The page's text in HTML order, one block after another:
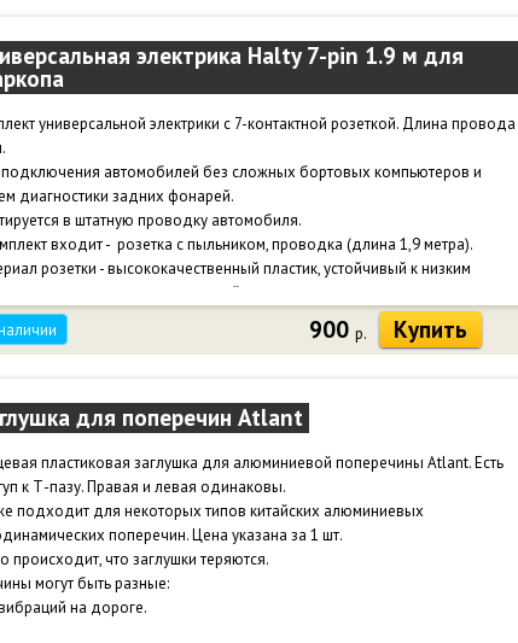
электрика Halty 7-pin 1.9 м для
универсальной электрики с 7-контактной розеткой. Длина провода
автомобилей без сложных бортовых компьютеров и
диагностики задних фонарей.
в штатную проводку автомобиля.
входит - розетка с пыльником, проводка (длина 1,9 метра).
розетки - высококачественный пластик, устойчивый к низким
и механическим воздействиям.
КГВВ, сечение 0,5 мм2 и 1,0 мм2 (масса). Токопроводящая жила:
многопроволочная.
900р. Купить
для поперечин Atlant
пластиковая заглушка для алюминиевой поперечины Atlant. Есть
к Т-пазу. Правая и левая одинаковы.
подходит для некоторых типов китайских алюминиевых
поперечин. Цена указана за 1 шт.
происходит, что заглушки теряются.
могут быть разные:
на дороге.
температур.